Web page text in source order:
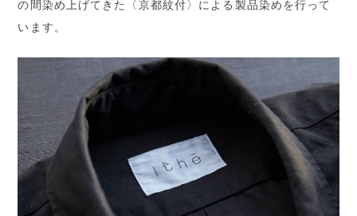
の間染め上げてきた〈京都紋付〉による製品染めを行って
います。